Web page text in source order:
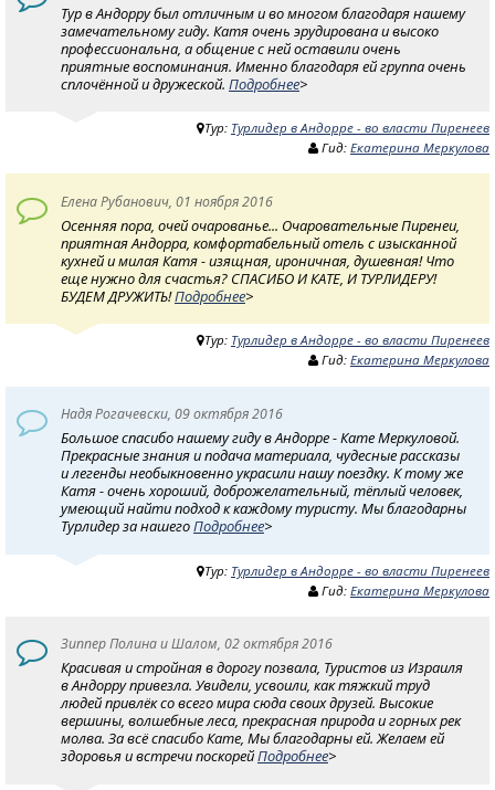
Тур в Андорру был отличным и во многом благодаря нашему
замечательному гиду. Катя очень эрудирована и высоко
профессиональна, а общение с ней оставили очень
приятные воспоминания. Именно благодаря ей группа очень
сплочённой и дружеской. Подробнее>
Тур: Турлидер в Андорре - во власти Пиренеев
Гид: Екатерина Меркулова
Eлена Рубанович, 01 ноября 2016
Осенняя пора, очей очарованье... Очаровательные Пиренеи,
приятная Андорра, комфортабельный отель с изысканной
кухней и милая Катя - изящная, ироничная, душевная! Что
еще нужно для счастья? CПАСИБО И КАТЕ, И ТУРЛИДЕРУ!
БУДЕМ ДРУЖИТЬ!Подробнее>
Тур: Турлидер в Андорре - во власти Пиренеев
Гид: Екатерина Меркулова
Надя Рогачевски, 09 октября 2016
Большое спасибо нашему гиду в Андорре - Кате Меркуловой.
Прекрасные знания и подача материала, чудесные рассказы
и легенды необыкновенно украсили нашу поездку. К тому же
Катя - очень хороший, доброжелательный, тёплый человек,
умеющий найти подход к каждому туристу. Мы благодарны
Турлидер за нашегоПодробнее>
Тур: Турлидер в Андорре - во власти Пиренеев
Гид: Екатерина Меркулова
Зиппер Полина и Шалом, 02 октября 2016
Красивая и стройная в дорогу позвала, Туристов из Израиля
в Андорру привезла. Увидели, усвоили, как тяжкий труд
людей привлёк со всего мира сюда своих друзей. Высокие
вершины, волшебные леса, прекрасная природа и горных рек
молва. За всё спасибо Кате, Мы благодарны ей. Желаем ей
здоровья и встречи поскорейПодробнее>